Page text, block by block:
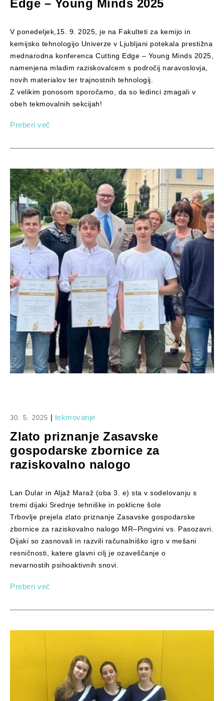
Edge – Young Minds 2025
V ponedeljek,15. 9. 2025, je na Fakulteti za kemijo in
kemijsko tehnologijo Univerze v Ljubljani potekala prestižna
mednarodna konferenca Cutting Edge – Young Minds 2025,
namenjena mladim raziskovalcem s področij naravoslovja,
novih materialov ter trajnostnih tehnologij.
Z velikim ponosom sporočamo, da so ledinci zmagali v
obeh tekmovalnih sekcijah!
Preberi več
30. 5. 2025 | tekmovanje
Zlato priznanje Zasavske
gospodarske zbornice za
raziskovalno nalogo
Lan Dular in Aljaž Maraž (oba 3. e) sta v sodelovanju s
tremi dijaki Srednje tehniške in poklicne šole
Trbovlje prejela zlato priznanje Zasavske gospodarske
zbornice za raziskovalno nalogo MR–Pingvini vs. Pasozavri.
Dijaki so zasnovali in razvili računalniško igro v mešani
resničnosti, katere glavni cilj je ozaveščanje o
nevarnostih psihoaktivnih snovi.
Preberi več